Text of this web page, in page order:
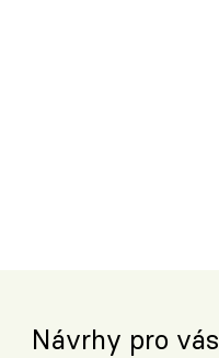
Návrhy pro vás